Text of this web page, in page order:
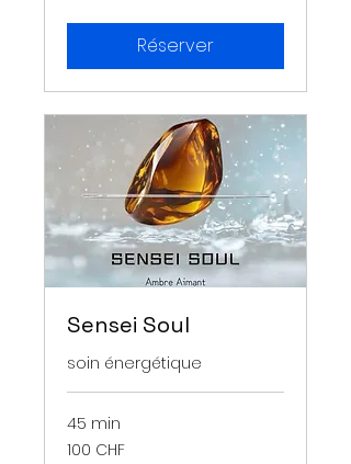
Réserver
Sensei Soul
soin énergétique
45 min
100
francs
100 CHF